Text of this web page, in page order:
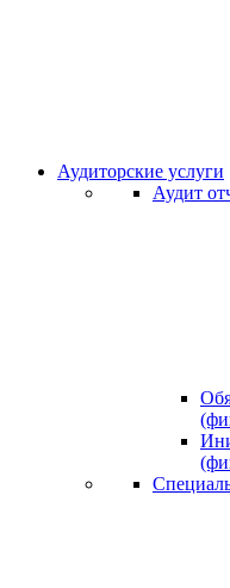
Аудиторские услуги
Аудит